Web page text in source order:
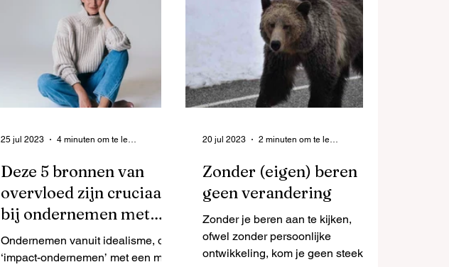
Deze 5 bronnen van
overvloed zijn cruciaal
bij ondernemen met
een missie
Ondernemen vanuit idealisme, of
‘impact-ondernemen’ met een mooi
25 jul 2023 4 minuten om te lezen
Zonder (eigen) beren
geen verandering
Zonder je beren aan te kijken,
ofwel zonder persoonlijke
ontwikkeling, kom je geen steek
20 jul 2023 2 minuten om te lezen